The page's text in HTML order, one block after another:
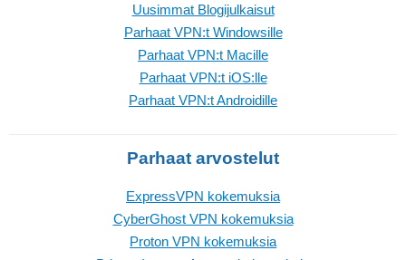
Uusimmat Blogijulkaisut
Parhaat VPN:t Windowsille
Parhaat VPN:t Macille
Parhaat VPN:t iOS:lle
Parhaat VPN:t Androidille
Parhaat arvostelut
ExpressVPN kokemuksia
CyberGhost VPN kokemuksia
Proton VPN kokemuksia